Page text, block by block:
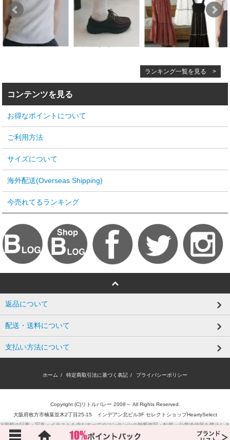
ランキング一覧を見る >
コンテンツを見る
お得なポイントについて
ご利用方法
サイズについて
海外配送(Overseas Shipping)
今売れてるランキング
返品について
配送・送料について
支払い方法について
ホーム / 特定商取引法に基づく表記 / プライバシーポリシー
Copyright (C)リトルバレー 2008～ All Rights Reserved.
大阪府枚方市楠葉並木2丁目25-15 インデアン北ビル3F セレクトショップHeartySelect
※掲載の記事・写真・イラストを含むすべてのコンテンツの無断複写・転載・公衆送信等を禁止しま
す。